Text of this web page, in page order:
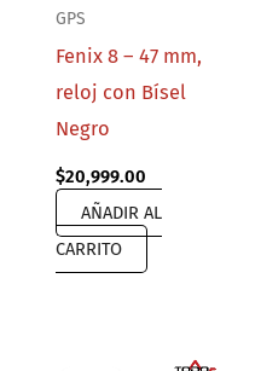
GPS
Fenix 8 – 47 mm,
reloj con Bísel
Negro
$20,999.00
AÑADIR AL
CARRITO